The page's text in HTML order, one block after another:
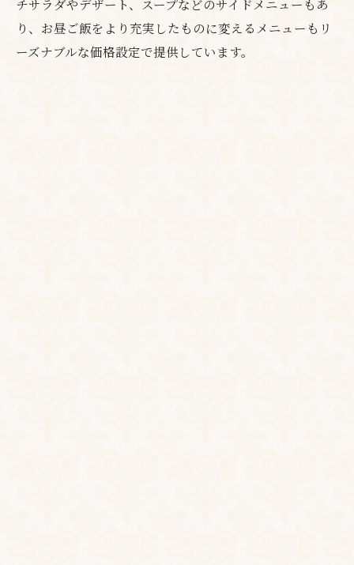
チサラダやデザート、スープなどのサイドメニューもあ
り、お昼ご飯をより充実したものに変えるメニューもリ
ーズナブルな価格設定で提供しています。